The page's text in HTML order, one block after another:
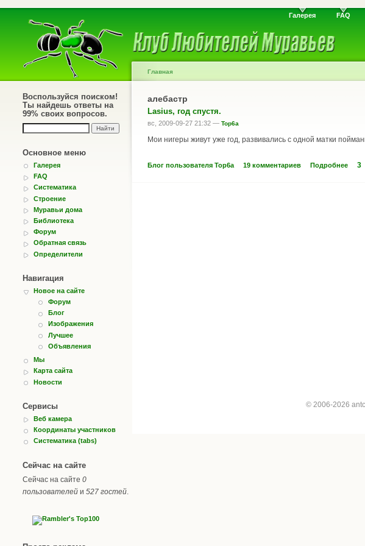
Галерея FAQ
Воспользуйся поиском!
Ты найдешь ответы на
99% своих вопросов.
Основное меню
Галерея
FAQ
Систематика
Строение
Муравьи дома
Библиотека
Форум
Обратная связь
Определители
Навигация
Новое на сайте
Форум
Блог
Изображения
Лучшее
Объявления
Мы
Карта сайта
Новости
Сервисы
Веб камера
Координаты участников
Систематика (tabs)
Сейчас на сайте
Сейчас на сайте 0
пользователей и 527 гостей
Главная
алебастр
Lasius, год спустя.
вс, 2009-09-27 21:32 — Top6a
Мои нигеры живут уже год, развивались с одной матки
Блог пользователя Top6a 19 комментариев Подробнее 3
© 2006-2026